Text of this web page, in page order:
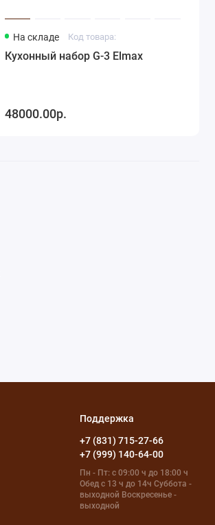
На складе Код товара:
Кухонный набор G-3 Elmax
48000.00р.
Поддержка
+7 (831) 715-27-66
+7 (999) 140-64-00
Пн - Пт: с 09:00 ч до 18:00 ч
Обед с 13 ч до 14ч Суббота -
выходной Воскресенье -
выходной